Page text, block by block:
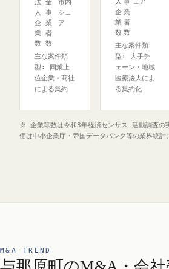
法
人
企
業
数
全
事
業
者
数
市内
シェ
ア
主な案件類
型: 同業上
位企業・商社
による集約
企
業
数
業
者
数
主な案件類
型: 大手チ
ェーン・地域
医療法人によ
る集約化
※ 企業等数は令和3年経済センサス‐活動調査の
価は中小企業庁・帝国データバンク等の業界統計
M&A TREND